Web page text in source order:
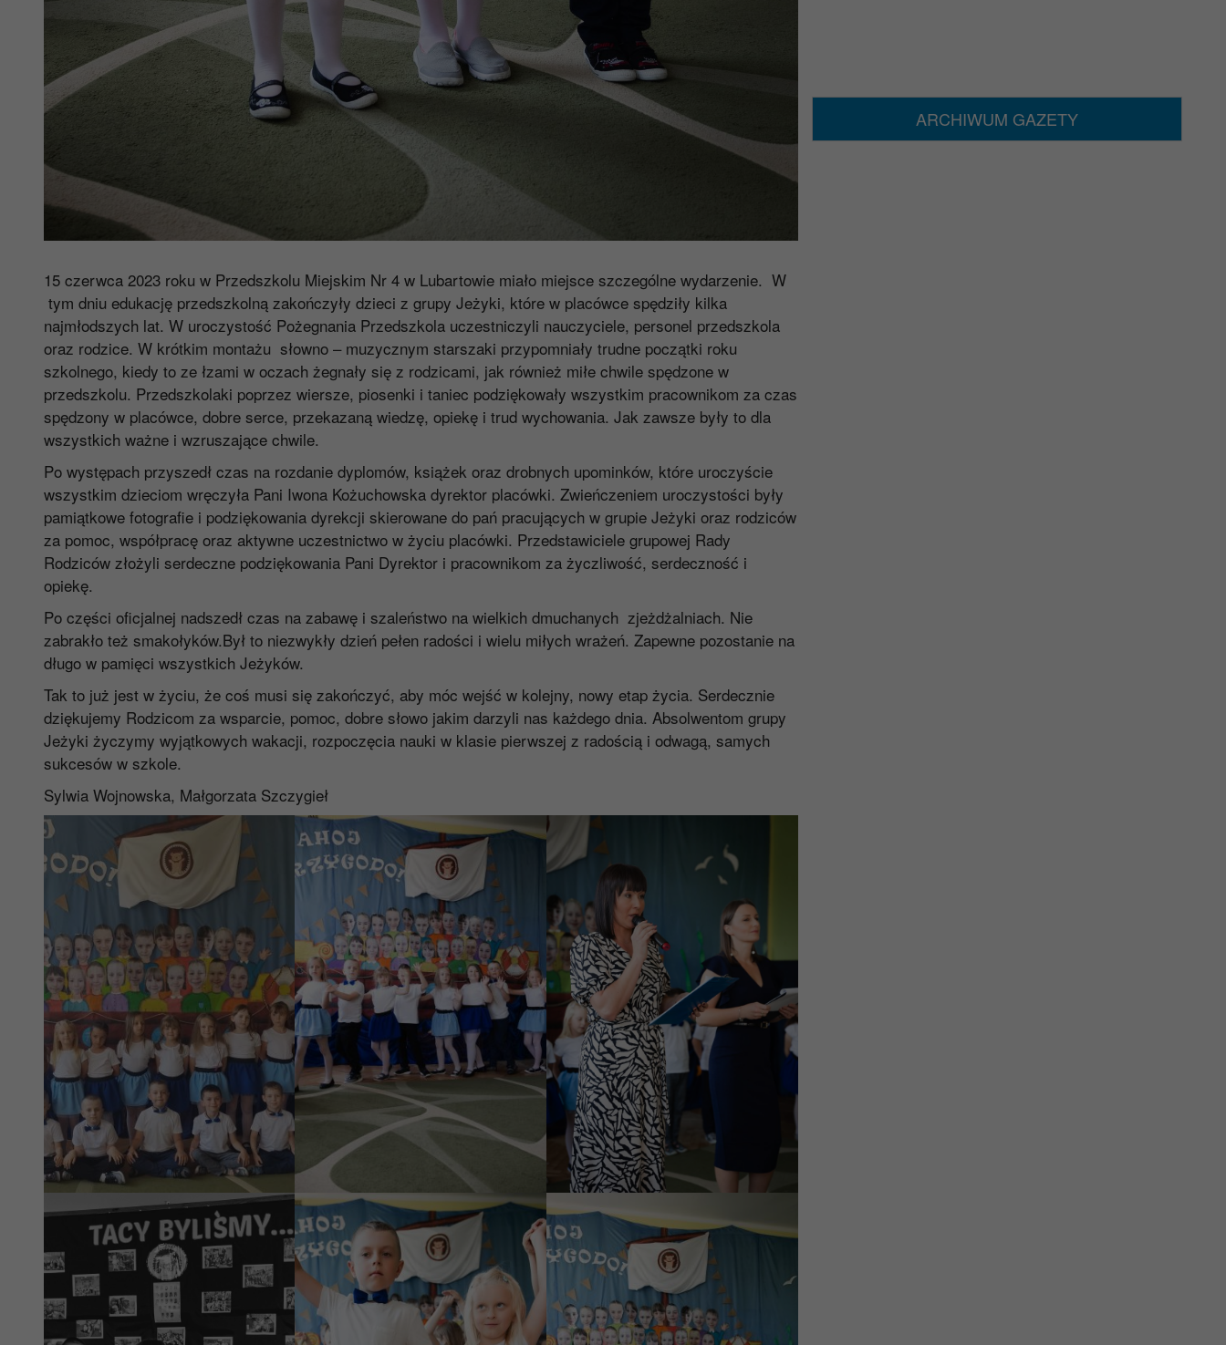
15 czerwca 2023 roku w Przedszkolu Miejskim Nr 4 w Lubartowie miało miejsce szczególne wydarzenie. W
tym dniu edukację przedszkolną zakończyły dzieci z grupy Jeżyki, które w placówce spędziły kilka
najmłodszych lat. W uroczystość Pożegnania Przedszkola uczestniczyli nauczyciele, personel przedszkola
oraz rodzice. W krótkim montażu słowno – muzycznym starszaki przypomniały trudne początki roku
szkolnego, kiedy to ze łzami w oczach żegnały się z rodzicami, jak również miłe chwile spędzone w
przedszkolu. Przedszkolaki poprzez wiersze, piosenki i taniec podziękowały wszystkim pracownikom za czas
spędzony w placówce, dobre serce, przekazaną wiedzę, opiekę i trud wychowania. Jak zawsze były to dla
wszystkich ważne i wzruszające chwile.
Po występach przyszedł czas na rozdanie dyplomów, książek oraz drobnych upominków, które uroczyście
wszystkim dzieciom wręczyła Pani Iwona Kożuchowska dyrektor placówki. Zwieńczeniem uroczystości były
pamiątkowe fotografie i podziękowania dyrekcji skierowane do pań pracujących w grupie Jeżyki oraz rodziców
za pomoc, współpracę oraz aktywne uczestnictwo w życiu placówki. Przedstawiciele grupowej Rady
Rodziców złożyli serdeczne podziękowania Pani Dyrektor i pracownikom za życzliwość, serdeczność i
opiekę.
Po części oficjalnej nadszedł czas na zabawę i szaleństwo na wielkich dmuchanych zjeżdżalniach. Nie
zabrakło też smakołyków.Był to niezwykły dzień pełen radości i wielu miłych wrażeń. Zapewne pozostanie na
długo w pamięci wszystkich Jeżyków.
Tak to już jest w życiu, że coś musi się zakończyć, aby móc wejść w kolejny, nowy etap życia. Serdecznie
dziękujemy Rodzicom za wsparcie, pomoc, dobre słowo jakim darzyli nas każdego dnia. Absolwentom grupy
Jeżyki życzymy wyjątkowych wakacji, rozpoczęcia nauki w klasie pierwszej z radością i odwagą, samych
sukcesów w szkole.
Sylwia Wojnowska, Małgorzata Szczygieł
ARCHIWUM GAZETY